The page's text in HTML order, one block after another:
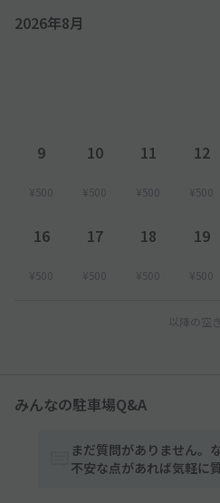
2026年8月
9
¥500
10
¥500
11
¥500
12
¥500
16
¥500
17
¥500
18
¥500
19
¥500
以降の空
みんなの駐車場Q&A
まだ質問がありません。
不安な点があれば気軽に